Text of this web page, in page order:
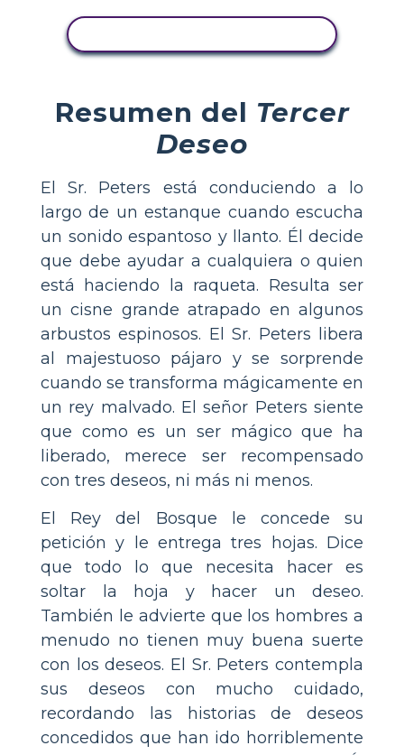
Resumen del Tercer
Deseo
El Sr. Peters está conduciendo a lo
largo de un estanque cuando escucha
un sonido espantoso y llanto. Él decide
que debe ayudar a cualquiera o quien
está haciendo la raqueta. Resulta ser
un cisne grande atrapado en algunos
arbustos espinosos. El Sr. Peters libera
al majestuoso pájaro y se sorprende
cuando se transforma mágicamente en
un rey malvado. El señor Peters siente
que como es un ser mágico que ha
liberado, merece ser recompensado
con tres deseos, ni más ni menos.
El Rey del Bosque le concede su
petición y le entrega tres hojas. Dice
que todo lo que necesita hacer es
soltar la hoja y hacer un deseo.
También le advierte que los hombres a
menudo no tienen muy buena suerte
con los deseos. El Sr. Peters contempla
sus deseos con mucho cuidado,
recordando las historias de deseos
concedidos que han ido horriblemente